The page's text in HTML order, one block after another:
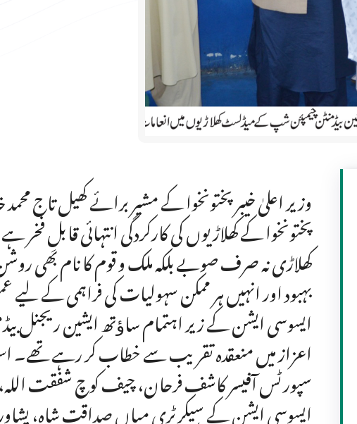
وزیر اعلیٰ خیبر پختونخوا کے مشیر برائے کھیل تاج
پختونخوا کے کھلاڑیوں کی کارکردگی انتہائی قابلِ
کھلاڑی نہ صرف صوبے بلکہ ملک و قوم کا نام بھی
بہبود اور انہیں ہر ممکن سہولیات کی فراہمی کے لیے
ایسوسی ایشن کے زیر اہتمام ساﺅتھ ایشین ریجنل
اعزاز میں منعقدہ تقریب سے خطاب کر رہے تھے۔
سپورٹس آفیسر کاشف فرحان، چیف کوچ شفقت اللہ،
ایسوسی ایشن کے سیکرٹری میاں صداقت شاہ،